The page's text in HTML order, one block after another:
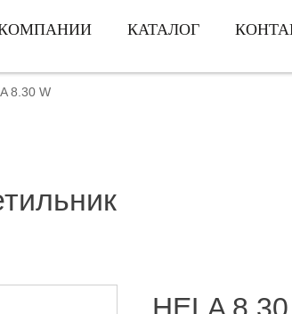
КАТАЛОГ
8.30 W